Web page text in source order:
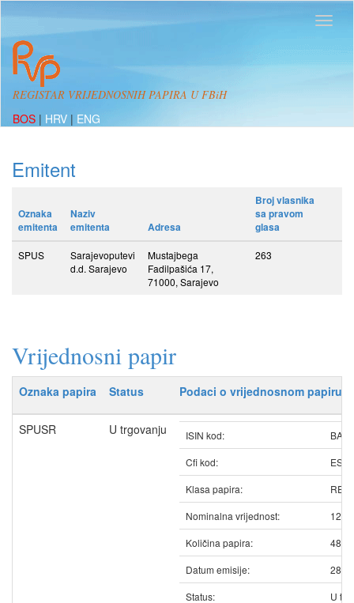
REGISTAR VRIJEDNOSNIH PAPIRA U FBiH
BOS | HRV | ENG
Emitent
Oznaka
emitenta
Naziv
emitenta
Adresa
Broj vlasnika
sa pravom
glasa
SPUS
Sarajevoputevi
d.d. Sarajevo
Mustajbega
Fadilpašića 17,
71000, Sarajevo
263
Vrijednosni papir
Oznaka papira Status Podaci o vrijednosnom papiru
SPUSR U trgovanju ISIN kod:
Cfi kod:
Klasa papira:
Nominalna vrijednost:
12.50
Količina papira:
Datum emisije:
Status:
U